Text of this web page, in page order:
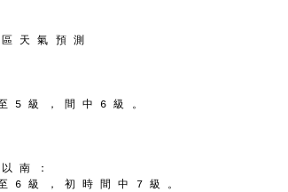
天 氣 預 測
5 級 ， 間 中 6 級 。
南 ：
6 級 ， 初 時 間 中 7 級 。